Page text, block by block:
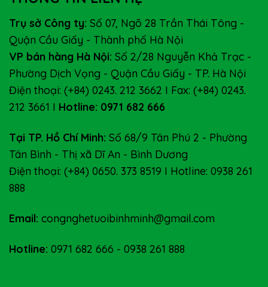
Trụ sở Công ty: Số 07, Ngõ 28 Trần Thái Tông -
Quận Cầu Giấy - Thành phố Hà Nội
VP bán hàng Hà Nội: Số 2/28 Nguyễn Khả Trạc -
Phường Dịch Vọng - Quận Cầu Giấy - TP. Hà Nội
Điện thoại: (+84) 0243. 212 3662 I Fax: (+84) 0243.
212 3661 I Hotline: 0971 682 666
Tại TP. Hồ Chí Minh: Số 68/9 Tân Phú 2 - Phường
Tân Bình - Thị xã Dĩ An - Bình Dương
Điện thoại: (+84) 0650. 373 8519 I Hotline: 0938 261
888
Email: congnghetuoibinhminh@gmail.com
Hotline: 0971 682 666 - 0938 261 888